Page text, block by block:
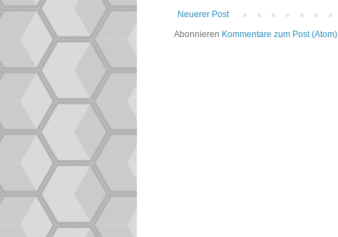
Neuerer Post
Abonnieren Kommentare zum Post (Atom)